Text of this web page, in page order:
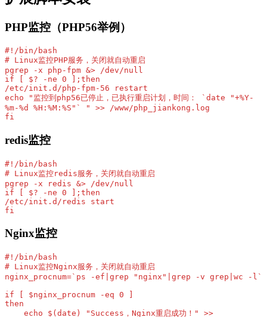
PHP监控（PHP56举例）
#!/bin/bash
# Linux监控PHP服务，关闭就自动重启
pgrep -x php-fpm &> /dev/null
if [ $? -ne 0 ];then
/etc/init.d/php-fpm-56 restart
echo "监控到php56已停止，已执行重启计划，时间： `date "+%Y-
%m-%d %H:%M:%S"` " >> /www/php_jiankong.log
fi
redis监控
#!/bin/bash
# Linux监控redis服务，关闭就自动重启
pgrep -x redis &> /dev/null
if [ $? -ne 0 ];then
/etc/init.d/redis start
fi
Nginx监控
#!/bin/bash
# Linux监控Nginx服务，关闭就自动重启
nginx_procnum=`ps -ef|grep "nginx"|grep -v grep|wc -l`
if [ $nginx_procnum -eq 0 ]
then